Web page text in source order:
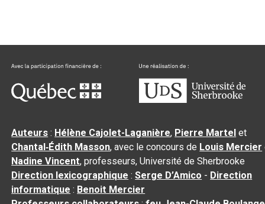
Auteurs : Hélène Cajolet-Laganière, Pierre Martel et
Chantal‑Édith Masson, avec le concours de Louis Mercier
Nadine Vincent, professeurs, Université de Sherbrooke
Direction lexicographique :Serge D’Amico - Direction
informatique : Benoit Mercier